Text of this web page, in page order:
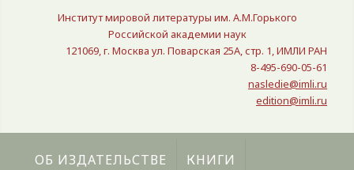
Институт мировой литературы им. А.М.Горького
Российской академии наук
121069, г. Москва ул. Поварская 25A, стр. 1, ИМЛИ РАН
8-495-690-05-61
nasledie@imli.ru
edition@imli.ru
ОБ ИЗДАТЕЛЬСТВЕ КНИГИ